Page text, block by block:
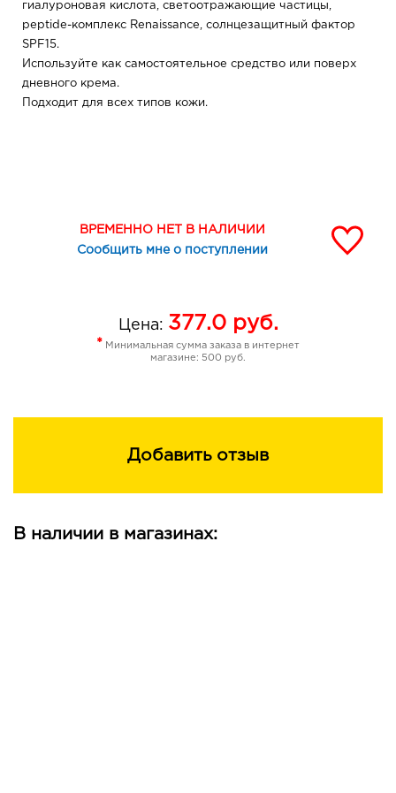
гиалуроновая кислота, светоотражающие частицы,
peptide-комплекс Renaissance, солнцезащитный фактор
SPF15.
Используйте как самостоятельное средство или поверх
дневного крема.
Подходит для всех типов кожи.
ВРЕМЕННО НЕТ В НАЛИЧИИ
Сообщить мне о поступлении
Цена: 377.0руб.
* Минимальная сумма заказа в интернет
магазине: 500 руб.
Добавить отзыв
В наличии в магазинах: